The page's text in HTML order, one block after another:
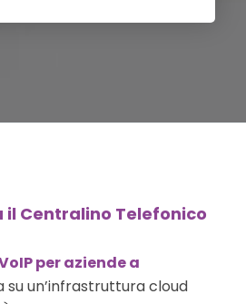
il Centralino Telefonico
per aziende a
su un’infrastruttura cloud